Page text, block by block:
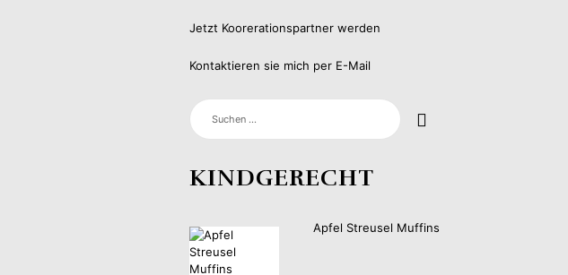
Jetzt Koorerationspartner werden
Kontaktieren sie mich per E-Mail
SUCHEN
NACH:
KINDGERECHT
Apfel Streusel Muffins